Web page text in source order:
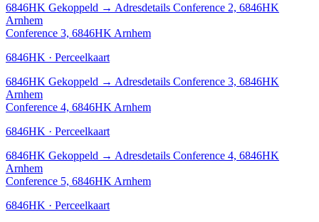
6846HK Gekoppeld → Adresdetails Conference 2, 6846HK
Arnhem
Conference 3, 6846HK Arnhem
6846HK · Perceelkaart
6846HK Gekoppeld → Adresdetails Conference 3, 6846HK
Arnhem
Conference 4, 6846HK Arnhem
6846HK · Perceelkaart
6846HK Gekoppeld → Adresdetails Conference 4, 6846HK
Arnhem
Conference 5, 6846HK Arnhem
6846HK · Perceelkaart